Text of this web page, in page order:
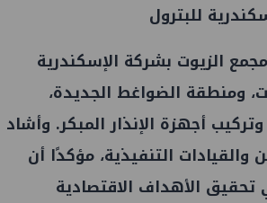
للبترول
الزيوت بشركة الإسكندرية
ومنطقة الضواغط الجديدة،
أجهزة الإنذار المبكر. وأشاد
التنفيذية، مؤكدًا أن
الأهداف الاقتصادية